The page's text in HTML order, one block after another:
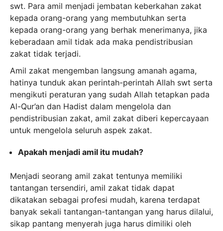
swt. Para amil menjadi jembatan keberkahan zakat
kepada orang-orang yang membutuhkan serta
kepada orang-orang yang berhak menerimanya, jika
keberadaan amil tidak ada maka pendistribusian
zakat tidak terjadi.
Amil zakat mengemban langsung amanah agama,
hatinya tunduk akan perintah-perintah Allah swt serta
mengikuti peraturan yang sudah Allah tetapkan pada
Al-Qur’an dan Hadist dalam mengelola dan
pendistribusian zakat, amil zakat diberi kepercayaan
untuk mengelola seluruh aspek zakat.
Apakah menjadi amil itu mudah?
Menjadi seorang amil zakat tentunya memiliki
tantangan tersendiri, amil zakat tidak dapat
dikatakan sebagai profesi mudah, karena terdapat
banyak sekali tantangan-tantangan yang harus dilalui,
sikap pantang menyerah juga harus dimiliki oleh